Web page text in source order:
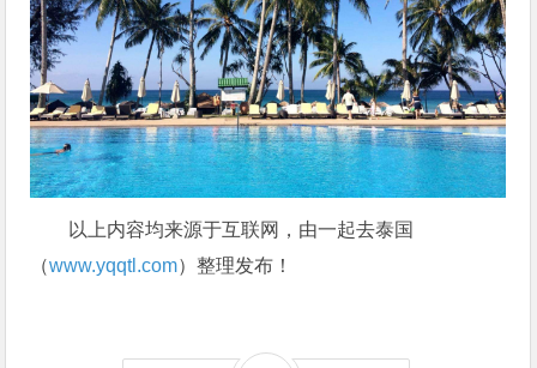
以上内容均来源于互联网，由一起去泰国
（www.yqqtl.com）整理发布！